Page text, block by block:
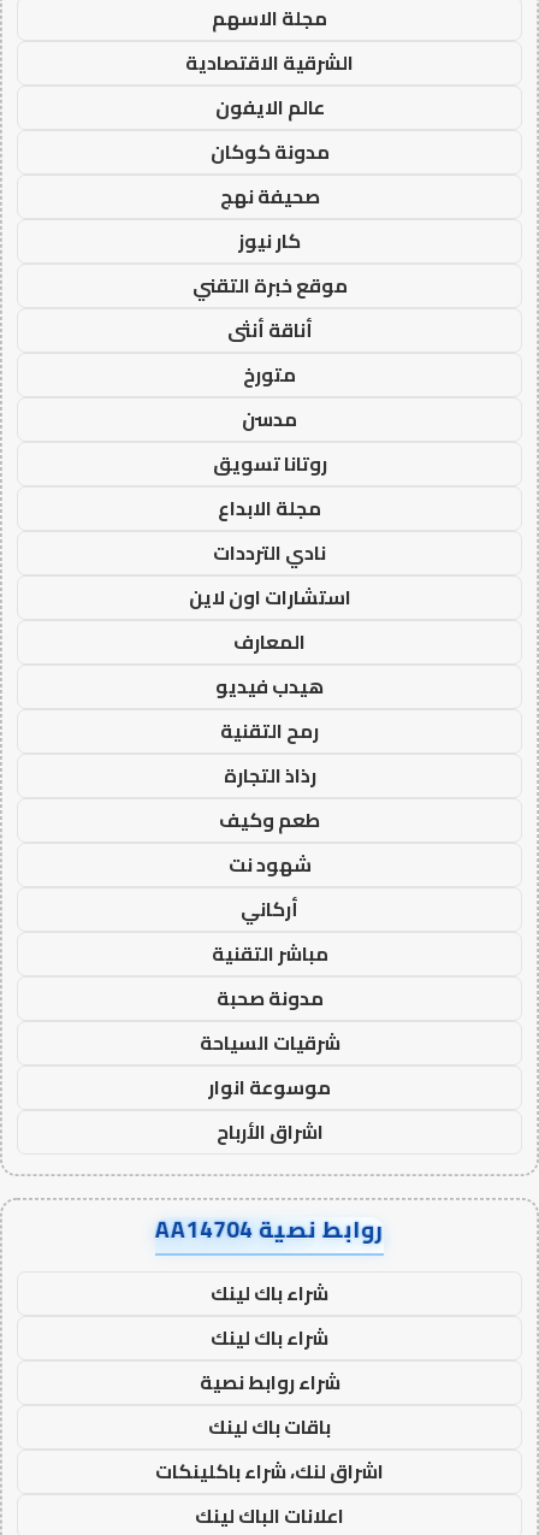
مجلة الاسهم
الشرقية الاقتصادية
عالم الايفون
مدونة كوكان
صحيفة نهج
كار نيوز
موقع خبرة التقني
أناقة أنثى
متورخ
مدسن
روتانا تسويق
مجلة الابداع
نادي الترددات
استشارات اون لاين
المعارف
هيدب فيديو
رمح التقنية
رذاذ التجارة
طعم وكيف
شهود نت
أركاني
مباشر التقنية
مدونة صحبة
شرقيات السياحة
موسوعة انوار
اشراق الأرباح
روابط نصية AA14704
شراء باك لينك
شراء باك لينك
شراء روابط نصية
باقات باك لينك
اشراق لنك، شراء باكلينكات
اعلانات الباك لينك